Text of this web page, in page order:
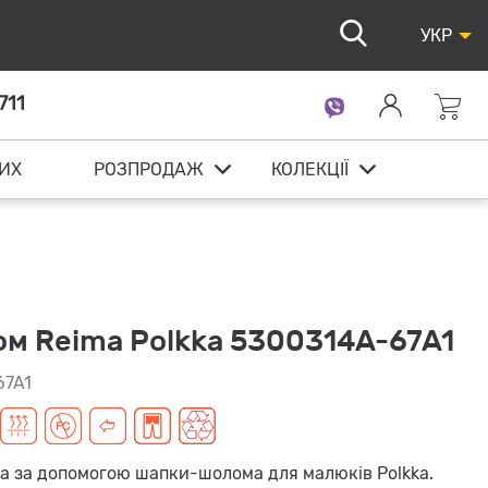
УКР
РОЗПРОДАЖ КОЛЕКЦІЇ
Reima Polkka 5300314A-67A1
за допомогою шапки-шолома для малюків Polkka.